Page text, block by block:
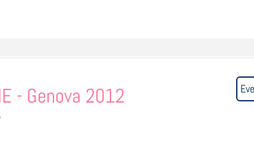
- Genova 2012